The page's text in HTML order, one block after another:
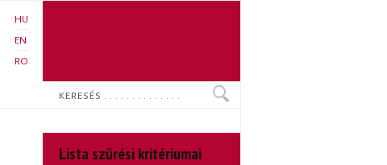
HU
EN
RO
Keresés
Lista szűrési kritériumai